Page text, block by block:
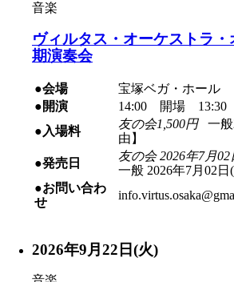
音楽
ヴィルタス・オーケストラ
期演奏会
●会場
宝塚ベガ・ホール
●開演
14:00 開場 13:30
●入場料
友の会1,500円一般
由】
●発売日
友の会 2026年7月
一般 2026年7月02日
●お問い合わ
せ
2026年9月22日(火)